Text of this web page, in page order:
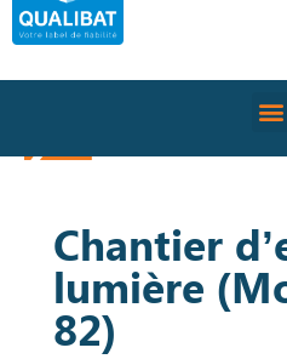
Chantier
lumière
82)